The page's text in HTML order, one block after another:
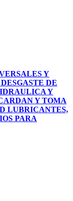
Y
DE
Y
Y TOMA
LUBRICANTES,
PARA